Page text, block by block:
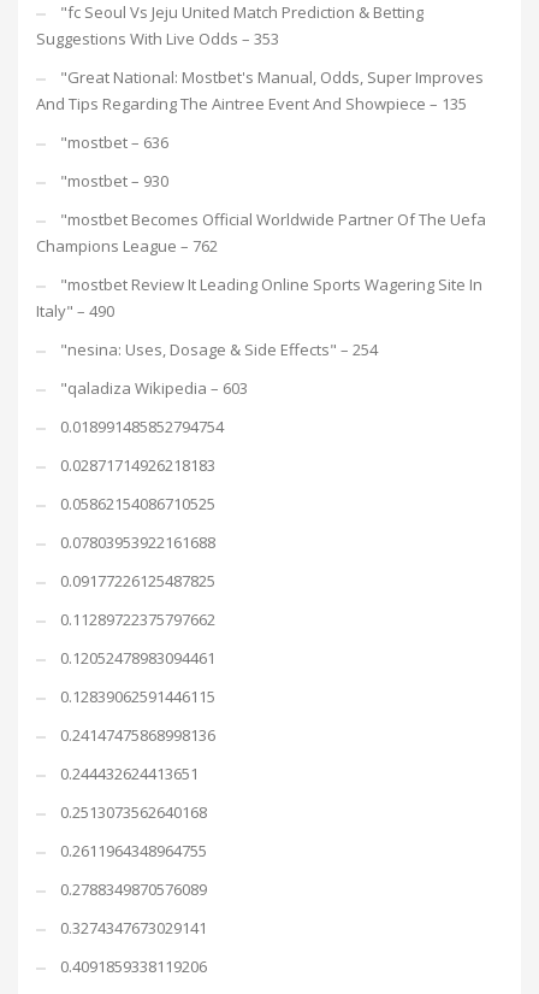
"fc Seoul Vs Jeju United Match Prediction & Betting
Suggestions With Live Odds – 353
"Great National: Mostbet's Manual, Odds, Super Improves
And Tips Regarding The Aintree Event And Showpiece – 135
"mostbet – 636
"mostbet – 930
"mostbet Becomes Official Worldwide Partner Of The Uefa
Champions League – 762
"mostbet Review It Leading Online Sports Wagering Site In
Italy" – 490
"nesina: Uses, Dosage & Side Effects" – 254
"qaladiza Wikipedia – 603
0.018991485852794754
0.02871714926218183
0.05862154086710525
0.07803953922161688
0.09177226125487825
0.11289722375797662
0.12052478983094461
0.12839062591446115
0.24147475868998136
0.244432624413651
0.2513073562640168
0.2611964348964755
0.2788349870576089
0.3274347673029141
0.4091859338119206